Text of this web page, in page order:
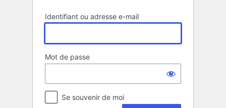
Identifiant ou adresse e-mail
Mot de passe
Se souvenir de moi